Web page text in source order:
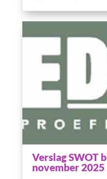
Verslag SWOT
november 2025